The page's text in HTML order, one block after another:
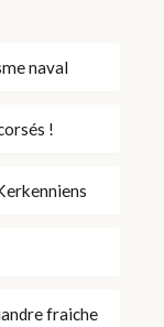
naval
!
fraiche